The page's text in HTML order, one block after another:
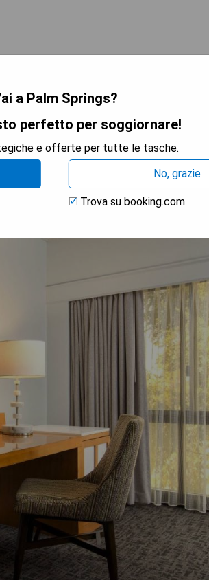
a Palm Springs?
perfetto per soggiornare!
e offerte per tutte le tasche.
No, grazie
Trova su booking.com